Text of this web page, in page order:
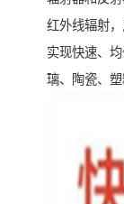
红外线辐射
实现快速、
璃、陶瓷、塑